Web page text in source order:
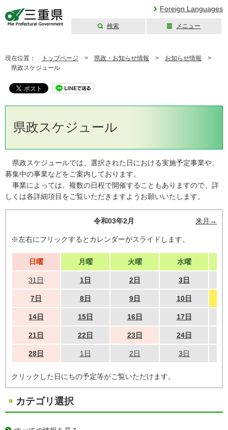
Foreign Languages
検索 メニュー
現在位置： トップページ > 県政・お知らせ情報 > お知らせ情報 >
県政スケジュール
県政スケジュール
県政スケジュールでは、選択された日における実施予定事業や、
募集中の事業などをご案内しております。
事業によっては、複数の日程で開催することもありますので、詳
しくは各詳細項目をご覧いただきますようお願いいたします。
令和03年2月 来月→
※左右にフリックするとカレンダーがスライドします。
日曜 月曜 火曜 水曜
31日 1日 2日 3日
7日 8日 9日 10日
14日 15日 16日 17日
21日 22日 23日 24日
28日 1日 2日 3日
クリックした日にちの予定等がご覧いただけます。
カテゴリ選択